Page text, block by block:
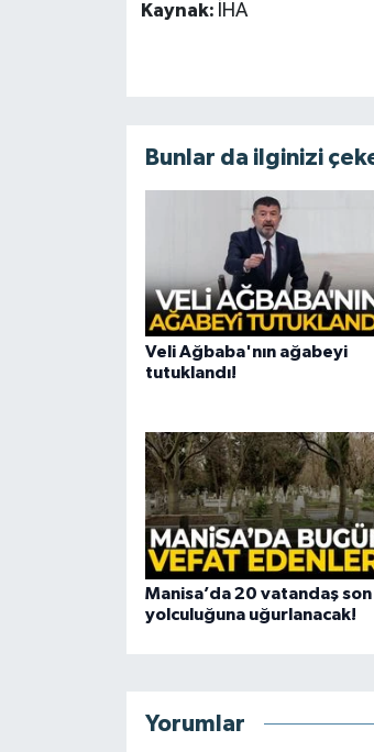
Kaynak: İHA
Bunlar da ilginizi
Veli Ağbaba'nın ağabeyi
tutuklandı!
Manisa’da 20 vatandaş son
yolculuğuna uğurlanacak!
Yorumlar